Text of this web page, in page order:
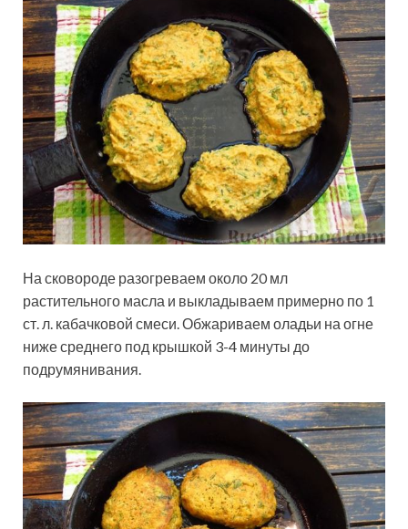
На сковороде разогреваем около 20 мл
растительного масла и выкладываем примерно по 1
ст. л. кабачковой смеси. Обжариваем оладьи на огне
ниже среднего под крышкой 3-4 минуты до
подрумянивания.